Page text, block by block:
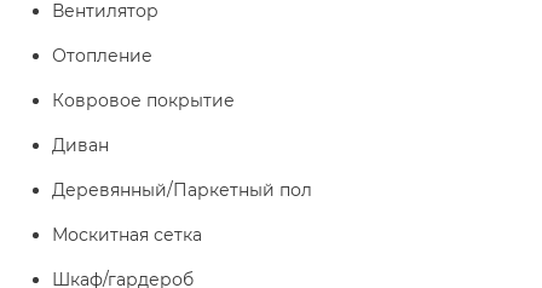
Вентилятор
Отопление
Ковровое покрытие
Диван
Деревянный/Паркетный пол
Москитная сетка
Шкаф/гардероб